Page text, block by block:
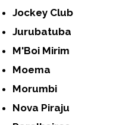
Jockey Club
Jurubatuba
M'Boi Mirim
Moema
Morumbi
Nova Piraju